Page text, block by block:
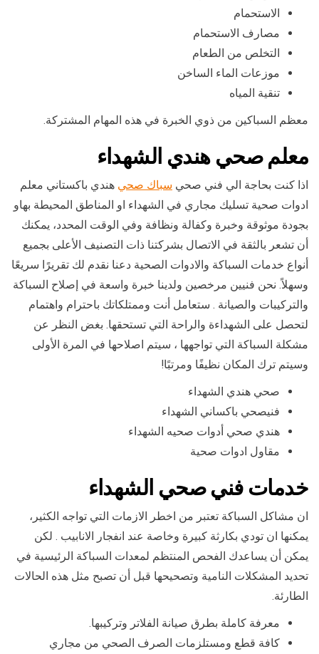
الاستحمام
مصارف الاستحمام
التخلص من الطعام
موزعات الماء الساخن
تنقية المياه
معظم السباكين من ذوي الخبرة في هذه المهام المشتركة.
معلم صحي هندي الشهداء
اذا كنت بحاجة الي فني صحي سباك صحي هندي باكستاني معلم
ادوات صحية تسليك مجاري في الشهداء او المناطق المحيطة بهاو
بجودة موثوقة وخبرة وكفالة ونظافة وفي الوقت المحدد، يمكنك
أن تشعر بالثقة في الاتصال بشركتنا ذات التصنيف الأعلى بجميع
أنواع خدمات السباكة والادوات الصحية دعنا نقدم لك تقريرًا سريعًا
وسهلاً. نحن فنيين مرخصين ولدينا خبرة واسعة في إصلاح السباكة
والتركيبات والصيانة . ستعامل أنت وممتلكاتك باحترام واهتمام
لتحصل على الشهداءة والراحة التي تستحقها. بغض النظر عن
مشكلة السباكة التي تواجهها ، سيتم اصلاحها في المرة الأولى
وسيتم ترك المكان نظيفًا ومرتبًا!
صحي هندي الشهداء
فنيصحي باكساني الشهداء
هندي صحي أدوات صحيه الشهداء
مقاول ادوات صحية
خدمات فني صحي الشهداء
ان مشاكل السباكة تعتبر من اخطر الازمات التي تواجه الكثير،
يمكنها ان تودي بكارثة كبيرة وخاصة عند انفجار الانابيب . لكن
يمكن أن يساعدك الفحص المنتظم لمعدات السباكة الرئيسية في
تحديد المشكلات النامية وتصحيحها قبل أن تصبح مثل هذه الحالات
الطارئة.
معرفة كاملة بطرق صيانة الفلاتر وتركيبها.
كافة قطع ومستلزمات الصرف الصحي من مجاري